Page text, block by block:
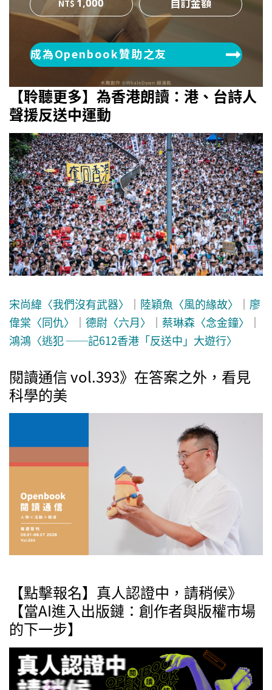
成為Openbook贊助之友
【聆聽更多】為香港朗讀：港、台詩人
聲援反送中運動
宋尚緯〈我們沒有武器〉 ｜ 陸穎魚〈風的緣故〉 ｜ 廖
偉棠〈同仇〉
｜ 德尉〈六月〉 ｜ 蔡琳森〈念金鐘〉
｜
鴻鴻〈逃犯 ──記612香港「反送中」大遊行〉
閱讀通信 vol.393》在答案之外，看見
科學的美
【點擊報名】真人認證中，請稍候》
【當AI進入出版鏈：創作者與版權市場
的下一步】